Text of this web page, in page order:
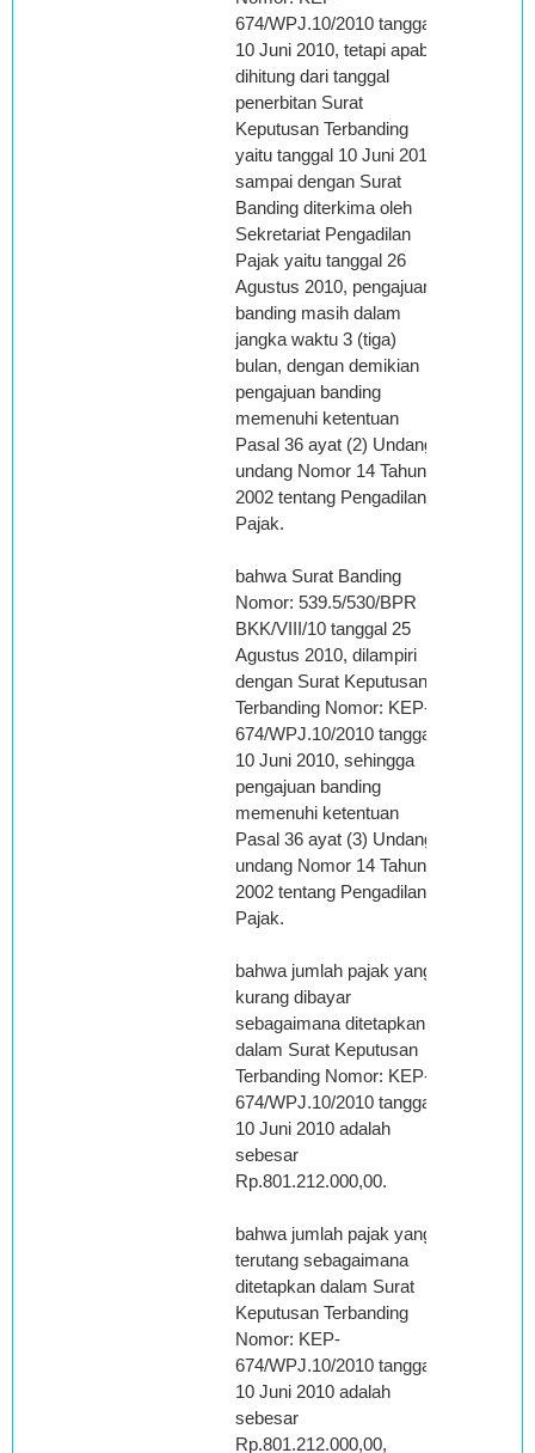
674/WPJ.10/2010 tanggal
10 Juni 2010, tetapi apabila
dihitung dari tanggal
penerbitan Surat
Keputusan Terbanding
yaitu tanggal 10 Juni 2010,
sampai dengan Surat
Banding diterkima oleh
Sekretariat Pengadilan
Pajak yaitu tanggal 26
Agustus 2010, pengajuan
banding masih dalam
jangka waktu 3 (tiga)
bulan, dengan demikian
pengajuan banding
memenuhi ketentuan
Pasal 36 ayat (2) Undang-
undang Nomor 14 Tahun
2002 tentang Pengadilan
Pajak.
bahwa Surat Banding
Nomor: 539.5/530/BPR
BKK/VIII/10 tanggal 25
Agustus 2010, dilampiri
dengan Surat Keputusan
Terbanding Nomor: KEP-
674/WPJ.10/2010 tanggal
10 Juni 2010, sehingga
pengajuan banding
memenuhi ketentuan
Pasal 36 ayat (3) Undang-
undang Nomor 14 Tahun
2002 tentang Pengadilan
Pajak.
bahwa jumlah pajak yang
kurang dibayar
sebagaimana ditetapkan
dalam Surat Keputusan
Terbanding Nomor: KEP-
674/WPJ.10/2010 tanggal
10 Juni 2010 adalah
sebesar
Rp.801.212.000,00.
bahwa jumlah pajak yang
terutang sebagaimana
ditetapkan dalam Surat
Keputusan Terbanding
Nomor: KEP-
674/WPJ.10/2010 tanggal
10 Juni 2010 adalah
sebesar
Rp.801.212.000,00,